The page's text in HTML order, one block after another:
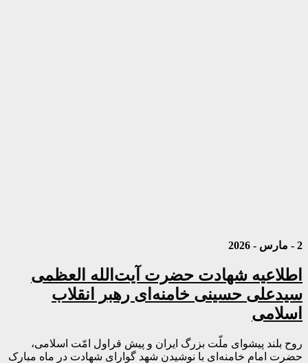
2 - مارس - 2026
اطلاعیه شهادت حضرت آیت‌الله العظمی
سیدعلی حسینی خامنه‌ای رهبر انقلاب
اسلامی
روح بلند پیشوای ملّت بزرگ ایران و پیش قراول امّت اسلامی،
حضرت امام خامنه‌ای با نوشیدن شهد گوارای شهادت در ماه مبارک